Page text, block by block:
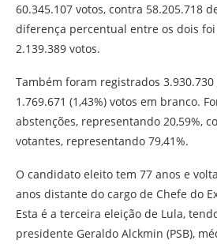
60.345.107 votos, contra 58.205.718
diferença percentual entre os dois
2.139.389 votos.
Também foram registrados 3.930.730
1.769.671 (1,43%) votos em branco.
abstenções, representando 20,59%,
votantes, representando 79,41%.
O candidato eleito tem 77 anos e
anos distante do cargo de Chefe do
Esta é a terceira eleição de Lula,
presidente Geraldo Alckmin (PSB),